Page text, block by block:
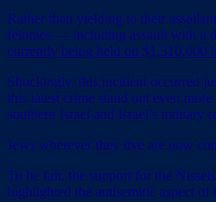
Rather than yielding to their
felonies — including assault with a
currently being held on $1,310,000
Shockingly, this incident occurred
this latest crime stand out even
southern Israel and Israel’s military
Jews wherever they live are now
To be fair, the support for the
highlighted the antisemitic aspect of